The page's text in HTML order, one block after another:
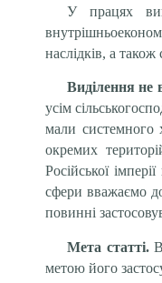
У працях
наслідків, а
Виділення не
усім
мали системного
окремих
Російської
сфери вважаємо
повинні
Мета статті.
метою його